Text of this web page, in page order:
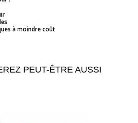
à moindre coût
PEUT-ÊTRE AUSSI